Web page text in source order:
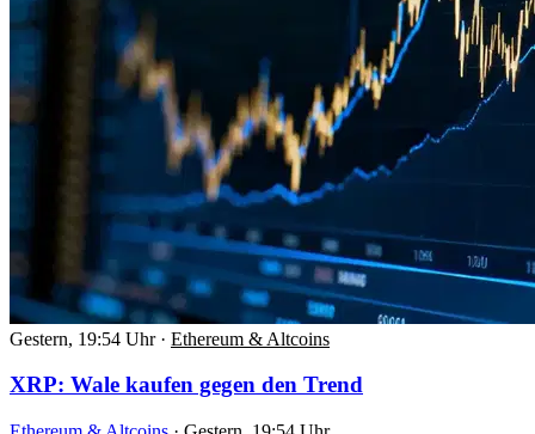
Gestern, 19:54 Uhr · Ethereum & Altcoins
XRP: Wale kaufen gegen den Trend